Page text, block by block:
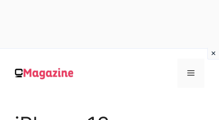
contenuto
MENU